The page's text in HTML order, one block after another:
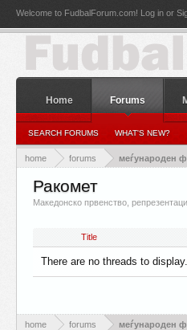
Welcome to FudbalForum.com! Log in or
home forums меѓународен
Ракомет
Македонско првенство,
Title
There are no threads to display.
home forums меѓународен
Home Forums
SEARCH FORUMS WHAT'S NEW?